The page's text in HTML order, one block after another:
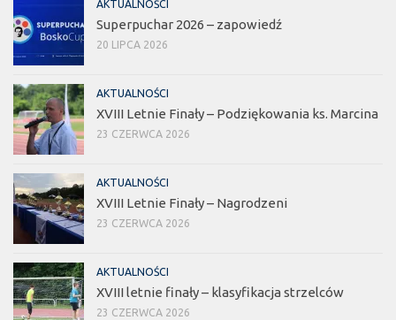
AKTUALNOŚCI
Superpuchar 2026 – zapowiedź
20 LIPCA 2026
AKTUALNOŚCI
XVIII Letnie Finały – Podziękowania ks. Marcina
23 CZERWCA 2026
AKTUALNOŚCI
XVIII Letnie Finały – Nagrodzeni
23 CZERWCA 2026
AKTUALNOŚCI
XVIII letnie finały – klasyfikacja strzelców
23 CZERWCA 2026